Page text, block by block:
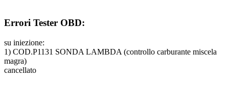
Errori Tester OBD:
su iniezione:
1) COD.P1131 SONDA LAMBDA (controllo carburante miscela
magra)
cancellato